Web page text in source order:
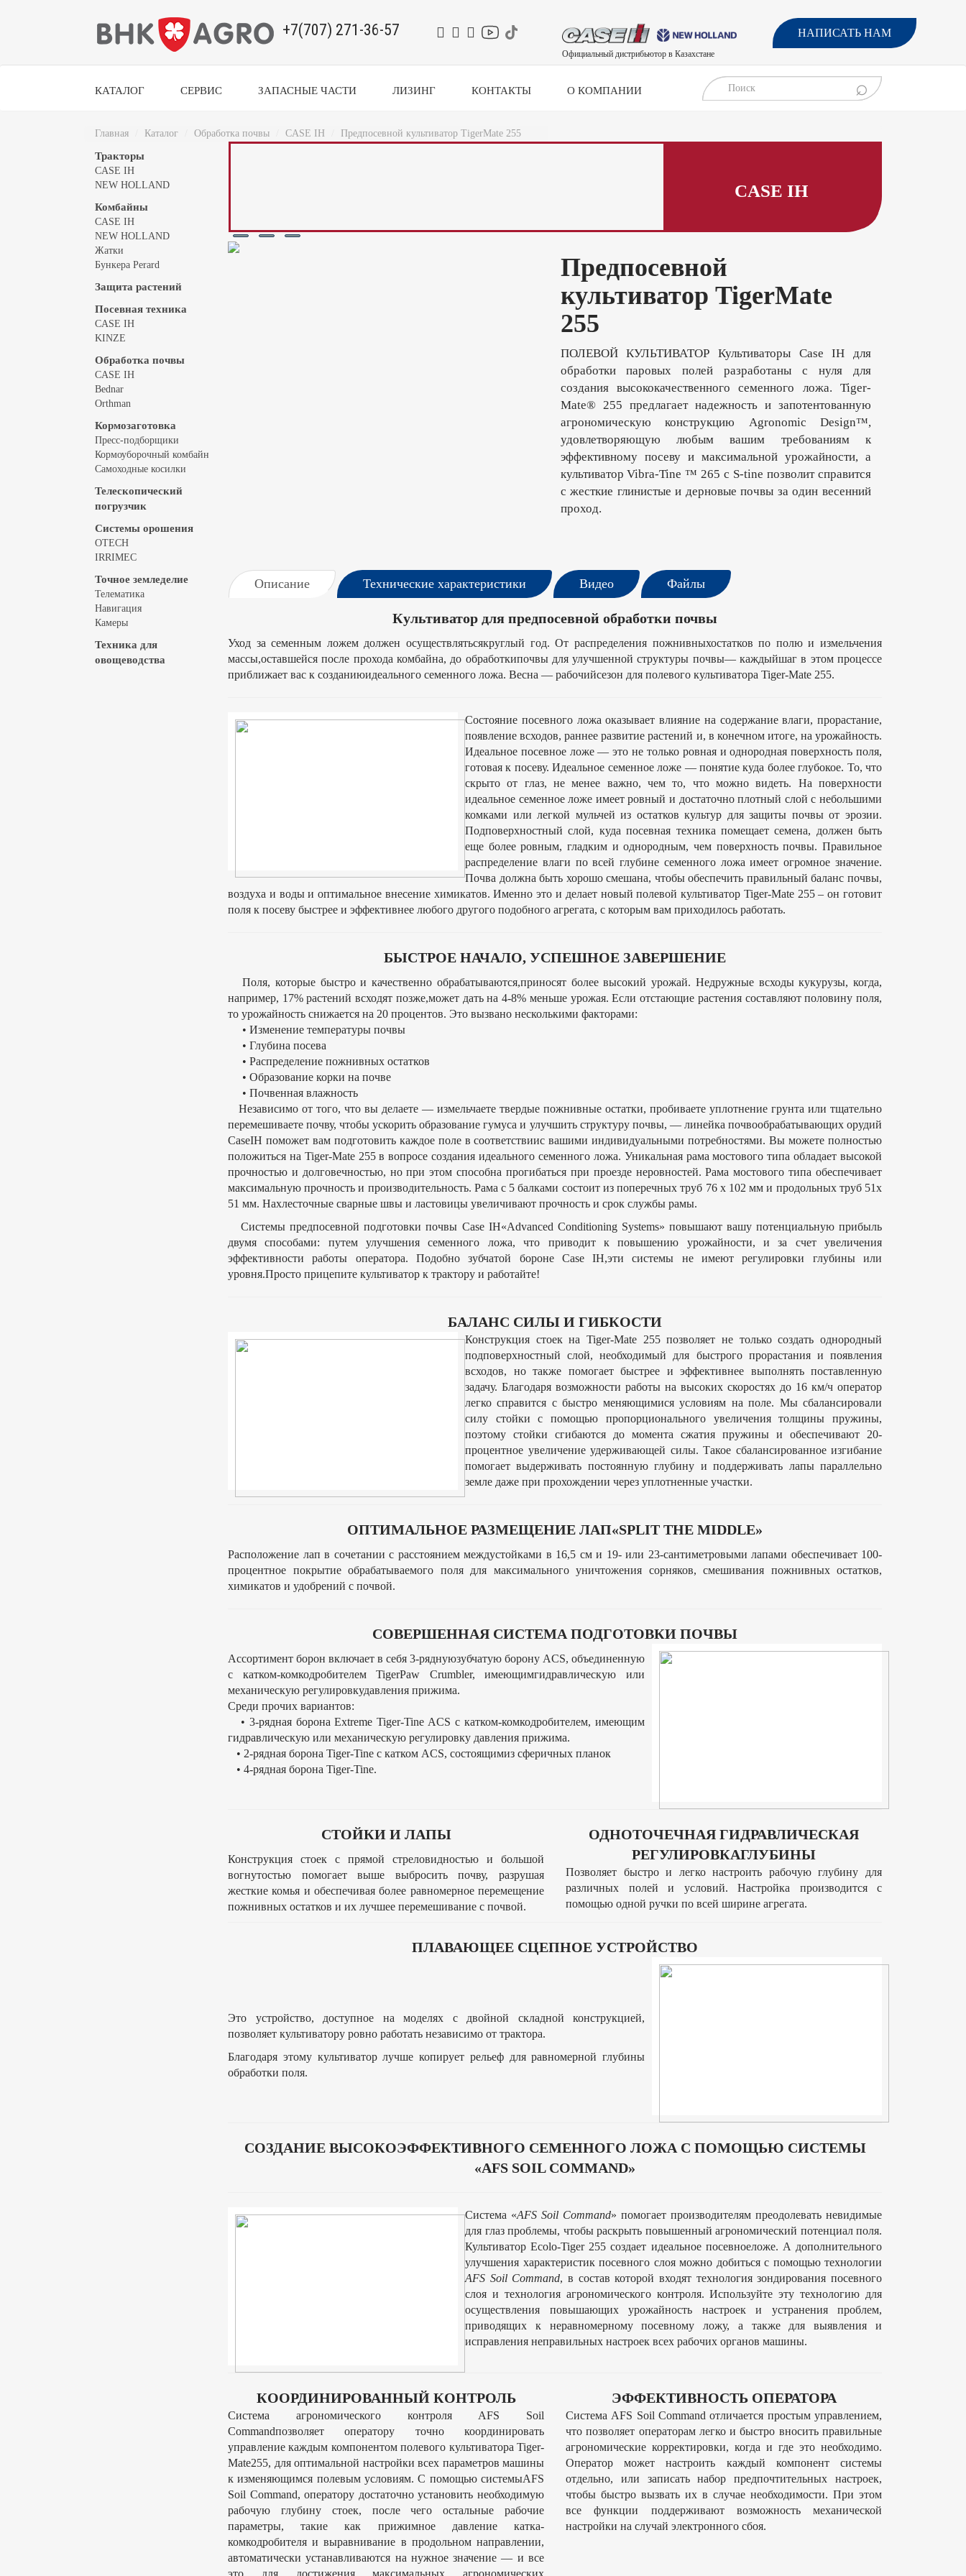
+7(707) 271-36-57
Официальный дистрибьютор в Казахстане
НАПИСАТЬ НАМ
КАТАЛОГ СЕРВИС ЗАПАСНЫЕ ЧАСТИ ЛИЗИНГ КОНТАКТЫ О КОМПАНИИ ⌕
Главная Каталог Обработка почвы CASE IH Предпосевной культиватор TigerMate 255
Тракторы
CASE IH
NEW HOLLAND
Комбайны
CASE IH
NEW HOLLAND
Жатки
Бункера Perard
Защита растений
Посевная техника
CASE IH
KINZE
Обработка почвы
CASE IH
Bednar
Orthman
Кормозаготовка
Пресс-подборщики
Кормоуборочный комбайн
Самоходные косилки
Телескопический
погрузчик
Системы орошения
OTECH
IRRIMEC
Точное земледелие
Телематика
Навигация
Камеры
Техника для
овощеводства
CASE IH
Предпосевной
культиватор TigerMate
255
ПОЛЕВОЙ КУЛЬТИВАТОР Культиваторы Case IH для
обработки паровых полей разработаны с нуля для
создания высококачественного семенного ложа. Tiger-
Mate® 255 предлагает надежность и запотентованную
агрономическую конструкцию Agronomic Design™,
удовлетворяющую любым вашим требованиям к
эффективному посеву и максимальной урожайности, а
культиватор Vibra-Tine ™ 265 с S-tine позволит справится
с жесткие глинистые и дерновые почвы за один весенний
проход.
Описание Технические характеристики Видео Файлы
Культиватор для предпосевной обработки почвы
Уход за семенным ложем должен осуществлятьсякруглый год. От распределения пожнивныхостатков по полю и измельчения
массы,оставшейся после прохода комбайна, до обработкипочвы для улучшенной структуры почвы— каждыйшаг в этом процессе
приближает вас к созданиюидеального семенного ложа. Весна — рабочийсезон для полевого культиватора Tiger-Mate 255.
Состояние посевного ложа оказывает влияние на содержание влаги, прорастание,
появление всходов, раннее развитие растений и, в конечном итоге, на урожайность.
Идеальное посевное ложе — это не только ровная и однородная поверхность поля,
готовая к посеву. Идеальное семенное ложе — понятие куда более глубокое. То, что
скрыто от глаз, не менее важно, чем то, что можно видеть. На поверхности
идеальное семенное ложе имеет ровный и достаточно плотный слой с небольшими
комками или легкой мульчей из остатков культур для защиты почвы от эрозии.
Подповерхностный слой, куда посевная техника помещает семена, должен быть
еще более ровным, гладким и однородным, чем поверхность почвы. Правильное
распределение влаги по всей глубине семенного ложа имеет огромное значение.
Почва должна быть хорошо смешана, чтобы обеспечить правильный баланс почвы,
воздуха и воды и оптимальное внесение химикатов. Именно это и делает новый полевой культиватор Tiger-Mate 255 – он готовит
поля к посеву быстрее и эффективнее любого другого подобного агрегата, с которым вам приходилось работать.
БЫСТРОЕ НАЧАЛО, УСПЕШНОЕ ЗАВЕРШЕНИЕ
Поля, которые быстро и качественно обрабатываются,приносят более высокий урожай. Недружные всходы кукурузы, когда,
например, 17% растений всходят позже,может дать на 4-8% меньше урожая. Если отстающие растения составляют половину поля,
то урожайность снижается на 20 процентов. Это вызвано несколькими факторами:
• Изменение температуры почвы
• Глубина посева
• Распределение пожнивных остатков
• Образование корки на почве
• Почвенная влажность
Независимо от того, что вы делаете — измельчаете твердые пожнивные остатки, пробиваете уплотнение грунта или тщательно
перемешиваете почву, чтобы ускорить образование гумуса и улучшить структуру почвы, — линейка почвообрабатывающих орудий
CaseIH поможет вам подготовить каждое поле в соответствиис вашими индивидуальными потребностями. Вы можете полностью
положиться на Tiger-Mate 255 в вопросе создания идеального семенного ложа. Уникальная рама мостового типа обладает высокой
прочностью и долговечностью, но при этом способна прогибаться при проезде неровностей. Рама мостового типа обеспечивает
максимальную прочность и производительность. Рама с 5 балками состоит из поперечных труб 76 x 102 мм и продольных труб 51x
51 мм. Нахлесточные сварные швы и ластовицы увеличивают прочность и срок службы рамы.
Системы предпосевной подготовки почвы Case IH«Advanced Conditioning Systems» повышают вашу потенциальную прибыль
двумя способами: путем улучшения семенного ложа, что приводит к повышению урожайности, и за счет увеличения
эффективности работы оператора. Подобно зубчатой бороне Case IH,эти системы не имеют регулировки глубины или
уровня.Просто прицепите культиватор к трактору и работайте!
БАЛАНС СИЛЫ И ГИБКОСТИ
Конструкция стоек на Tiger-Mate 255 позволяет не только создать однородный
подповерхностный слой, необходимый для быстрого прорастания и появления
всходов, но также помогает быстрее и эффективнее выполнять поставленную
задачу. Благодаря возможности работы на высоких скоростях до 16 км/ч оператор
легко справится с быстро меняющимися условиям на поле. Мы сбалансировали
силу стойки с помощью пропорционального увеличения толщины пружины,
поэтому стойки сгибаются до момента сжатия пружины и обеспечивают 20-
процентное увеличение удерживающей силы. Такое сбалансированное изгибание
помогает выдерживать постоянную глубину и поддерживать лапы параллельно
земле даже при прохождении через уплотненные участки.
ОПТИМАЛЬНОЕ РАЗМЕЩЕНИЕ ЛАП«SPLIT THE MIDDLE»
Расположение лап в сочетании с расстоянием междустойками в 16,5 см и 19- или 23-сантиметровыми лапами обеспечивает 100-
процентное покрытие обрабатываемого поля для максимального уничтожения сорняков, смешивания пожнивных остатков,
химикатов и удобрений с почвой.
СОВЕРШЕННАЯ СИСТЕМА ПОДГОТОВКИ ПОЧВЫ
Ассортимент борон включает в себя 3-ряднуюзубчатую борону ACS, объединенную
с катком-комкодробителем TigerPaw Crumbler, имеющимгидравлическую или
механическую регулировкудавления прижима.
Среди прочих вариантов:
• 3-рядная борона Extreme Tiger-Tine ACS с катком-комкодробителем, имеющим
гидравлическую или механическую регулировку давления прижима.
• 2-рядная борона Tiger-Tine с катком ACS, состоящимиз сферичных планок
• 4-рядная борона Tiger-Tine.
СТОЙКИ И ЛАПЫ
Конструкция стоек с прямой стреловидностью и большой
вогнутостью помогает выше выбросить почву, разрушая
жесткие комья и обеспечивая более равномерное перемещение
пожнивных остатков и их лучшее перемешивание с почвой.
ОДНОТОЧЕЧНАЯ ГИДРАВЛИЧЕСКАЯ
РЕГУЛИРОВКАГЛУБИНЫ
Позволяет быстро и легко настроить рабочую глубину для
различных полей и условий. Настройка производится с
помощью одной ручки по всей ширине агрегата.
ПЛАВАЮЩЕЕ СЦЕПНОЕ УСТРОЙСТВО
Это устройство, доступное на моделях с двойной складной конструкцией,
позволяет культиватору ровно работать независимо от трактора.
Благодаря этому культиватор лучше копирует рельеф для равномерной глубины
обработки поля.
СОЗДАНИЕ ВЫСОКОЭФФЕКТИВНОГО СЕМЕННОГО ЛОЖА С ПОМОЩЬЮ СИСТЕМЫ
«AFS SOIL COMMAND»
Система «AFS Soil Command» помогает производителям преодолевать невидимые
для глаз проблемы, чтобы раскрыть повышенный агрономический потенциал поля.
Культиватор Ecolo-Tiger 255 создает идеальное посевноеложе. А дополнительного
улучшения характеристик посевного слоя можно добиться с помощью технологии
AFS Soil Command, в состав которой входят технология зондирования посевного
слоя и технология агрономического контроля. Используйте эту технологию для
осуществления повышающих урожайность настроек и устранения проблем,
приводящих к неравномерному посевному ложу, а также для выявления и
исправления неправильных настроек всех рабочих органов машины.
КООРДИНИРОВАННЫЙ КОНТРОЛЬ
Система агрономического контроля AFS Soil
Commandпозволяет оператору точно координировать
управление каждым компонентом полевого культиватора Tiger-
Mate255, для оптимальной настройки всех параметров машины
к изменяющимся полевым условиям. С помощью системыAFS
Soil Command, оператору достаточно установить необходимую
рабочую глубину стоек, после чего остальные рабочие
параметры, такие как прижимное давление катка-
комкодробителя и выравнивание в продольном направлении,
автоматически устанавливаются на нужное значение — и все
это для достижения максимальных агрономических
ЭФФЕКТИВНОСТЬ ОПЕРАТОРА
Система AFS Soil Command отличается простым управлением,
что позволяет операторам легко и быстро вносить правильные
агрономические корректировки, когда и где это необходимо.
Оператор может настроить каждый компонент системы
отдельно, или записать набор предпочтительных настроек,
чтобы быстро вызвать их в случае необходимости. При этом
все функции поддерживают возможность механической
настройки на случай электронного сбоя.